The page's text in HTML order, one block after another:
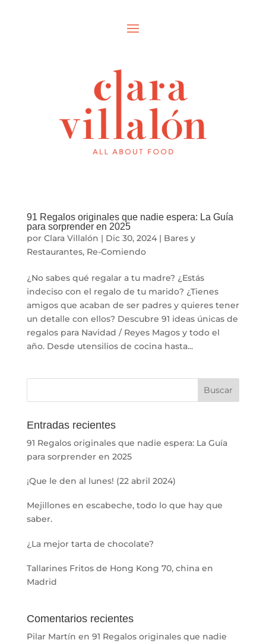
91 Regalos originales que nadie espera: La Guía
para sorprender en 2025
por Clara Villalón | Dic 30, 2024| Bares y
Restaurantes, Re-Comiendo
¿No sabes qué regalar a tu madre? ¿Estás
indeciso con el regalo de tu marido? ¿Tienes
amigos que acaban de ser padres y quieres tener
un detalle con ellos? Descubre 91 ideas únicas de
regalos para Navidad / Reyes Magos y todo el
año. Desde utensilios de cocina hasta...
Entradas recientes
91 Regalos originales que nadie espera: La Guía
para sorprender en 2025
¡Que le den al lunes! (22 abril 2024)
Mejillones en escabeche, todo lo que hay que
saber.
¿La mejor tarta de chocolate?
Tallarines Fritos de Hong Kong 70, china en
Madrid
Comentarios recientes
Pilar Martín en 91 Regalos originales que nadie